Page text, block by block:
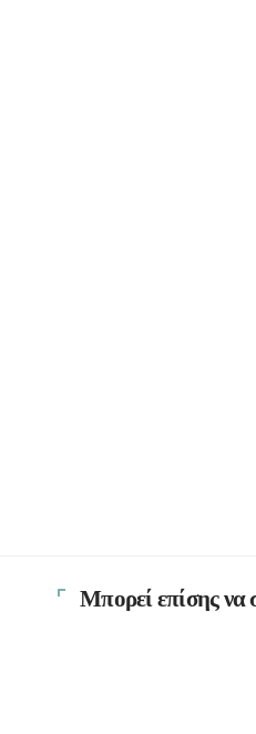
Μπορεί επίσης να